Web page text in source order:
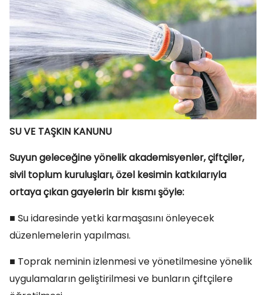
SU VE TAŞKIN KANUNU
Suyun geleceğine yönelik akademisyenler, çiftçiler,
sivil toplum kuruluşları, özel kesimin katkılarıyla
ortaya çıkan gayelerin bir kısmı şöyle:
■ Su idaresinde yetki karmaşasını önleyecek
düzenlemelerin yapılması.
■ Toprak neminin izlenmesi ve yönetilmesine yönelik
uygulamaların geliştirilmesi ve bunların çiftçilere